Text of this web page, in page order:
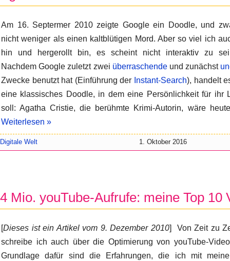
Am 16. Septermer 2010 zeigte Google ein Doodle, und
nicht weniger als einen kaltblütigen Mord. Aber so viel ich
hin und hergerollt bin, es scheint nicht interaktiv zu
Nachdem Google zuletzt zwei überraschendeund zunächst
Zwecke benutzt hat (Einführung der Instant-Search), handelt
eine klassisches Doodle, in dem eine Persönlichkeit für ihr
soll: Agatha Cristie, die berühmte Krimi-Autorin, wäre
Weiterlesen »
Digitale Welt 1. Oktober 2016
4 Mio. youTube-Aufrufe: meine Top 10
[Dieses ist ein Artikel vom 9. Dezember 2010] Von Zeit zu
schreibe ich auch über die Optimierung von youTube-
Grundlage dafür sind die Erfahrungen, die ich mit